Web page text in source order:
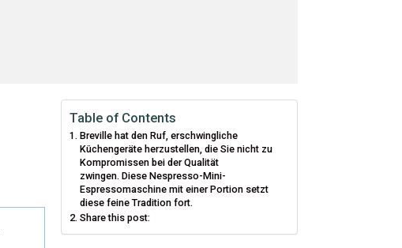
Table of Contents
Breville hat den Ruf, erschwingliche
Küchengeräte herzustellen, die Sie nicht zu
Kompromissen bei der Qualität
zwingen. Diese Nespresso-Mini-
Espressomaschine mit einer Portion setzt
diese feine Tradition fort.
Share this post: